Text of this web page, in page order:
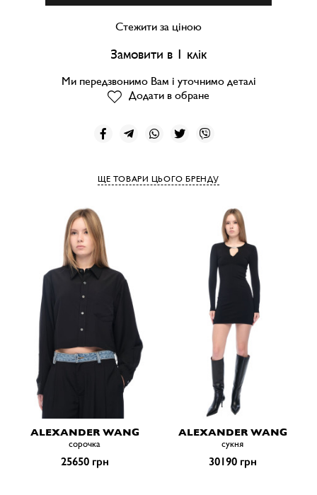
Стежити за ціною
Замовити в 1 клік
Ми передзвонимо Вам і уточнимо деталі
Додати в обране
ЩЕ ТОВАРИ ЦЬОГО БРЕНДУ
ALEXANDER WANG
сорочка
25650 грн
ALEXANDER WANG
сукня
30190 грн